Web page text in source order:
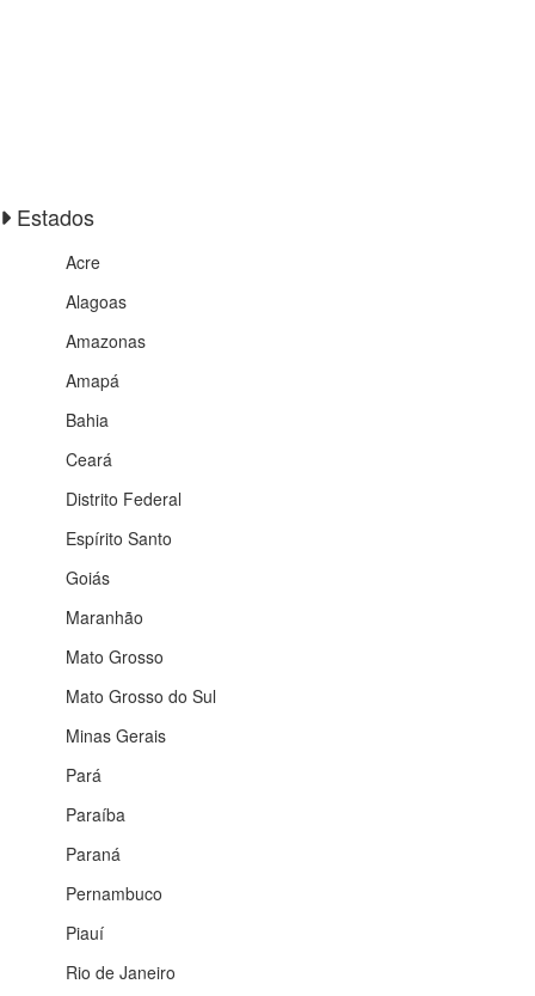
Estados
Acre
Alagoas
Amazonas
Amapá
Bahia
Ceará
Distrito Federal
Espírito Santo
Goiás
Maranhão
Mato Grosso
Mato Grosso do Sul
Minas Gerais
Pará
Paraíba
Paraná
Pernambuco
Piauí
Rio de Janeiro